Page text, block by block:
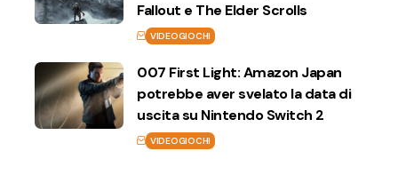
Fallout e The Elder Scrolls
VIDEOGIOCHI
007 First Light: Amazon Japan
potrebbe aver svelato la data di
uscita su Nintendo Switch 2
VIDEOGIOCHI